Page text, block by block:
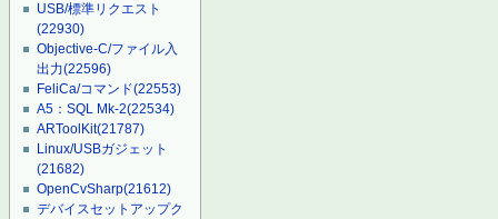
USB/標準リクエスト
(22930)
Objective-C/ファイル入
出力(22596)
FeliCa/コマンド(22553)
A5：SQL Mk-2(22534)
ARToolKit(21787)
Linux/USBガジェット
(21682)
OpenCvSharp(21612)
デバイスセットアップク